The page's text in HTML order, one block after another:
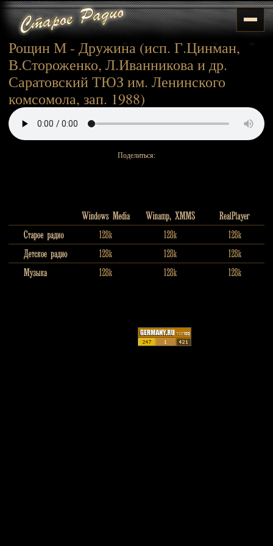
Рощин М - Дружина (исп. Г.Цинман,
В.Стороженко, Л.Иванникова и др.
Саратовский ТЮЗ им. Ленинского
комсомола, зап. 1988)
Поделиться: